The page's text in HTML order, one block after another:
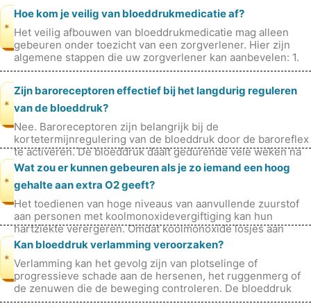
*
Hoe kom je veilig van bloeddrukmedicatie af?
Het veilig afbouwen van bloeddrukmedicatie mag alleen
gebeuren onder toezicht van een zorgverlener. Hier zijn
algemene stappen die uw zorgverlener kan aanbevelen: 1.
Geleidelijke dosisverla
*
Zijn baroreceptoren effectief bij het langdurig reguleren
van de bloeddruk?
Nee. Baroreceptoren zijn belangrijk bij de
kortetermijnregulering van de bloeddruk door de baroreflex
te activeren. De bloeddruk daalt gedurende vele weken na
sinoaortische (baroreceptor)
*
Wat zou er kunnen gebeuren als je zo iemand een hoog
gehalte aan extra O2 geeft?
Het toedienen van hoge niveaus van aanvullende zuurstof
aan personen met koolmonoxidevergiftiging kan hun
hartziekte verergeren. Omdat koolmonoxide losjes aan
hemoglobine bindt, maar O2 stev
*
Kan bloeddruk verlamming veroorzaken?
Verlamming kan het gevolg zijn van plotselinge of
progressieve schade aan de hersenen, het ruggenmerg of
de zenuwen die de beweging controleren. De bloeddruk
zelf veroorzaakt niet direct ver